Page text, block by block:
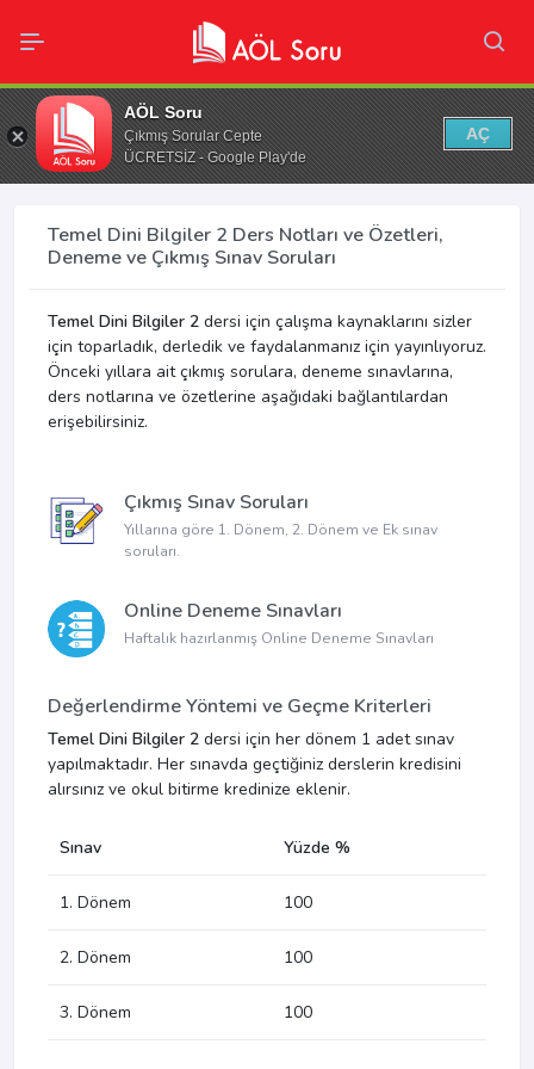
AÖL Soru
Çıkmış Sorular Cepte
ÜCRETSİZ - Google Play'de
AÇ
Temel Dini Bilgiler 2 Ders Notları ve Özetleri,
Deneme ve Çıkmış Sınav Soruları
Temel Dini Bilgiler 2 dersi için çalışma kaynaklarını sizler
için toparladık, derledik ve faydalanmanız için yayınlıyoruz.
Önceki yıllara ait çıkmış sorulara, deneme sınavlarına,
ders notlarına ve özetlerine aşağıdaki bağlantılardan
erişebilirsiniz.
Çıkmış Sınav Soruları
Yıllarına göre 1. Dönem, 2. Dönem ve Ek sınav
soruları.
Online Deneme Sınavları
Haftalık hazırlanmış Online Deneme Sınavları
Değerlendirme Yöntemi ve Geçme Kriterleri
Temel Dini Bilgiler 2 dersi için her dönem 1 adet sınav
yapılmaktadır. Her sınavda geçtiğiniz derslerin kredisini
alırsınız ve okul bitirme kredinize eklenir.
Sınav Yüzde %
1. Dönem 100
2. Dönem 100
3. Dönem 100